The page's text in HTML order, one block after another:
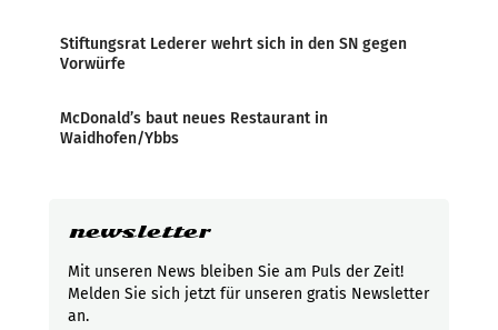
Stiftungsrat Lederer wehrt sich in den SN gegen
Vorwürfe
McDonald’s baut neues Restaurant in
Waidhofen/Ybbs
newsletter
Mit unseren News bleiben Sie am Puls der Zeit!
Melden Sie sich jetzt für unseren gratis Newsletter
an.